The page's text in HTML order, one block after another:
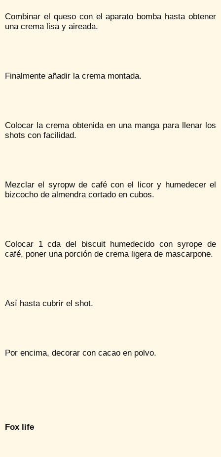
Combinar el queso con el aparato bomba hasta obtener
una crema lisa y aireada.
Finalmente añadir la crema montada.
Colocar la crema obtenida en una manga para llenar los
shots con facilidad.
Mezclar el syropw de café con el licor y humedecer el
bizcocho de almendra cortado en cubos.
Colocar 1 cda del biscuit humedecido con syrope de
café, poner una porción de crema ligera de mascarpone.
Así hasta cubrir el shot.
Por encima, decorar con cacao en polvo.
Fox life